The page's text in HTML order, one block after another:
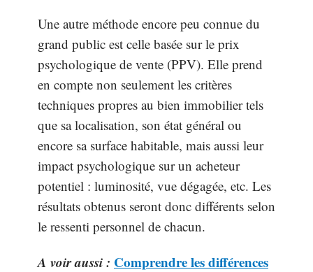
Une autre méthode encore peu connue du
grand public est celle basée sur le prix
psychologique de vente (PPV). Elle prend
en compte non seulement les critères
techniques propres au bien immobilier tels
que sa localisation, son état général ou
encore sa surface habitable, mais aussi leur
impact psychologique sur un acheteur
potentiel : luminosité, vue dégagée, etc. Les
résultats obtenus seront donc différents selon
le ressenti personnel de chacun.
A voir aussi : Comprendre les différences